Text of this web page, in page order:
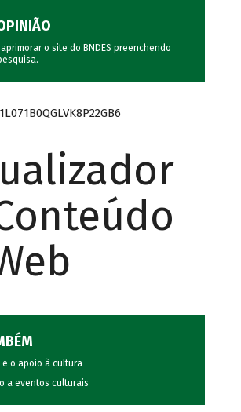
o site do BNDES preenchendo
.
e o apoio à cultura
a eventos culturais